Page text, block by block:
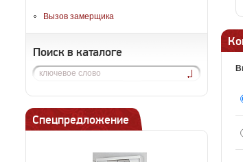
Вызов замерщика
Поиск в каталоге
Спецпредложение